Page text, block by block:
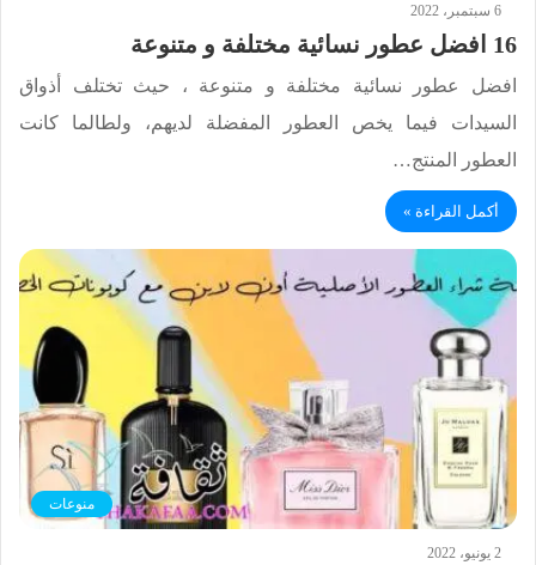
6 سبتمبر، 2022
16 افضل عطور نسائية مختلفة و متنوعة
افضل عطور نسائية مختلفة و متنوعة ، حيث تختلف أذواق
السيدات فيما يخص العطور المفضلة لديهم، ولطالما كانت
العطور المنتج…
أكمل القراءة »
منوعات
2 يونيو، 2022